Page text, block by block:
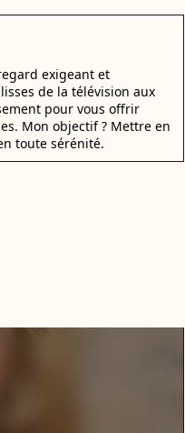
exigeant et
de la télévision aux
pour vous offrir
Mon objectif ? Mettre en
toute sérénité.